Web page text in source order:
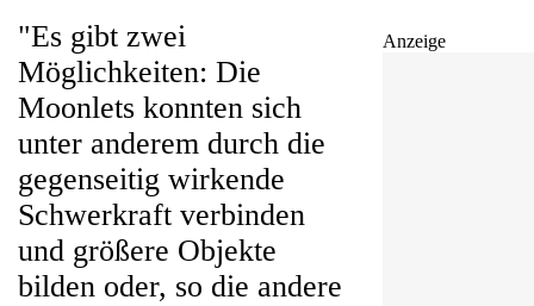
Anzeige
"Es gibt zwei
Möglichkeiten: Die
Moonlets konnten sich
unter anderem durch die
gegenseitig wirkende
Schwerkraft verbinden
und größere Objekte
bilden oder, so die andere